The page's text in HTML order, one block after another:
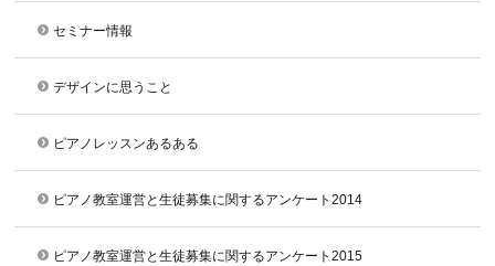
セミナー情報
デザインに思うこと
ピアノレッスンあるある
ピアノ教室運営と生徒募集に関するアンケート2014
ピアノ教室運営と生徒募集に関するアンケート2015